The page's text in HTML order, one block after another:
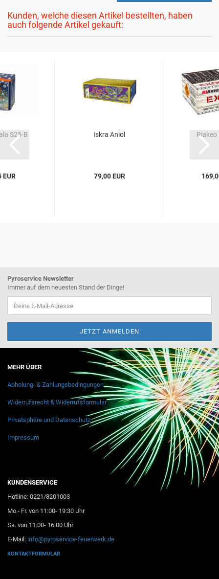
Kunden, welche diesen Artikel bestellten, haben
auch folgende Artikel gekauft:
S25-B
EUR
Iskra Aniol
79,00 EUR
Riakeo
Pyroservice Newsletter
Immer auf dem neuesten Stand der Dinge!
MEHR ÜBER
Abholung- & Zahlungsbedingungen
Widerrufsrecht & Widerrufsformular
Privatsphäre und Datenschutz
Impressum
KUNDENSERVICE
Hotline: 0221/8201003
Mo.- Fr. von 11:00- 19:30 Uhr
Sa. von 11:00- 16:00 Uhr
E-Mail: info@pyroservice-feuerwerk.de
KONTAKTFORMULAR